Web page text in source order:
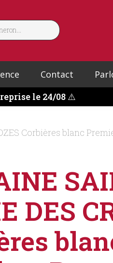
Contact
le 24/08⚠️
Corbières blanc
DES